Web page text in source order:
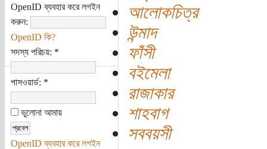
OpenID ব্যবহার করে লগইন
করুন:
OpenID কি?
সদস্য পরিচয়: *
পাসওয়ার্ড: *
ভুলোনা আমায়
OpenID ব্যবহার করে লগইন
আলোকচিত্র
উন্মাদ
ফাঁসী
বইমেলা
রাজাকার
শাহবাগ
সববয়সী